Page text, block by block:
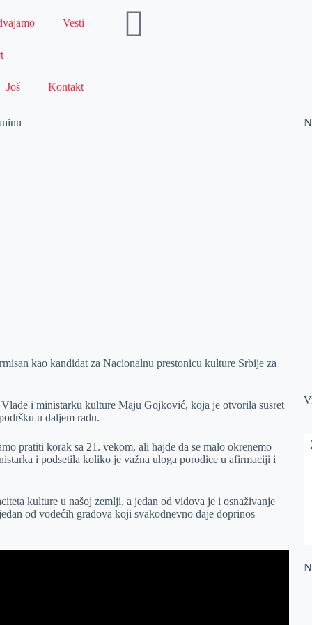
Vesti
Još Kontakt
kao kandidat za Nacionalnu prestonicu kulture Srbije za
i ministarku kulture Maju Gojković, koja je otvorila susret
u daljem radu.
pratiti korak sa 21. vekom, ali hajde da se malo okrenemo
i podsetila koliko je važna uloga porodice u afirmaciji i
kulture u našoj zemlji, a jedan od vidova je i osnaživanje
od vodećih gradova koji svakodnevno daje doprinos